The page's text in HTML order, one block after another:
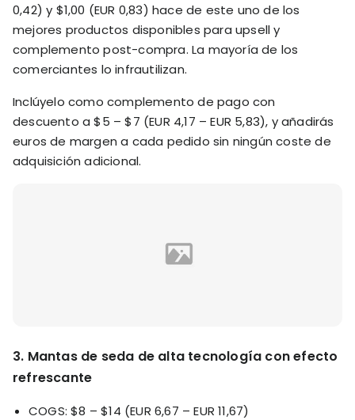
0,42) y $1,00 (EUR 0,83) hace de este uno de los
mejores productos disponibles para upsell y
complemento post-compra. La mayoría de los
comerciantes lo infrautilizan.
Inclúyelo como complemento de pago con
descuento a $5 – $7 (EUR 4,17 – EUR 5,83), y añadirás
euros de margen a cada pedido sin ningún coste de
adquisición adicional.
3. Mantas de seda de alta tecnología con efecto
refrescante
COGS: $8 – $14 (EUR 6,67 – EUR 11,67)